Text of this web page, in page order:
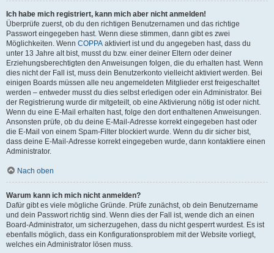
Ich habe mich registriert, kann mich aber nicht anmelden!
Überprüfe zuerst, ob du den richtigen Benutzernamen und das richtige
Passwort eingegeben hast. Wenn diese stimmen, dann gibt es zwei
Möglichkeiten. Wenn COPPA aktiviert ist und du angegeben hast, dass du
unter 13 Jahre alt bist, musst du bzw. einer deiner Eltern oder deiner
Erziehungsberechtigten den Anweisungen folgen, die du erhalten hast. Wenn
dies nicht der Fall ist, muss dein Benutzerkonto vielleicht aktiviert werden. Bei
einigen Boards müssen alle neu angemeldeten Mitglieder erst freigeschaltet
werden – entweder musst du dies selbst erledigen oder ein Administrator. Bei
der Registrierung wurde dir mitgeteilt, ob eine Aktivierung nötig ist oder nicht.
Wenn du eine E-Mail erhalten hast, folge den dort enthaltenen Anweisungen.
Ansonsten prüfe, ob du deine E-Mail-Adresse korrekt eingegeben hast oder
die E-Mail von einem Spam-Filter blockiert wurde. Wenn du dir sicher bist,
dass deine E-Mail-Adresse korrekt eingegeben wurde, dann kontaktiere einen
Administrator.
Nach oben
Warum kann ich mich nicht anmelden?
Dafür gibt es viele mögliche Gründe. Prüfe zunächst, ob dein Benutzername
und dein Passwort richtig sind. Wenn dies der Fall ist, wende dich an einen
Board-Administrator, um sicherzugehen, dass du nicht gesperrt wurdest. Es ist
ebenfalls möglich, dass ein Konfigurationsproblem mit der Website vorliegt,
welches ein Administrator lösen muss.